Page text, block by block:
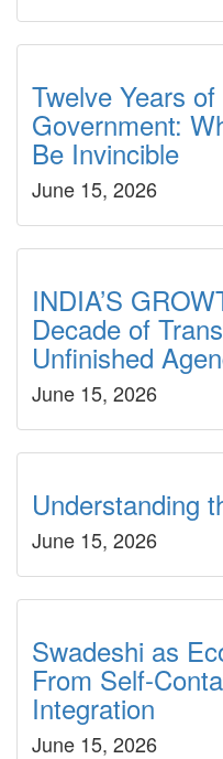
Twelve Years
Government:
Be Invincible
June 15, 2026
INDIA’S
Decade of
Unfinished
June 15, 2026
Understanding
June 15, 2026
Swadeshi as
From Self-
Integration
June 15, 2026